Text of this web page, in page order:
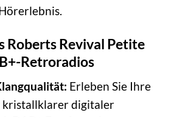
Roberts Revival Petite
Retroradios
Erleben Sie Ihre
kristallklarer digitaler